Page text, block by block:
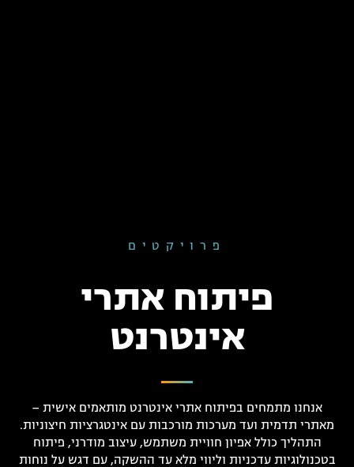
פרויקטים
פיתוח אתרי
אינטרנט
אנחנו מתמחים בפיתוח אתרי אינטרנט מותאמים אישית –
מאתרי תדמית ועד מערכות מורכבות עם אינטגרציות חיצוניות.
התהליך כולל אפיון חוויית משתמש, עיצוב מודרני, פיתוח
בטכנולוגיות עדכניות וליווי מלא עד ההשקה, עם דגש על נוחות